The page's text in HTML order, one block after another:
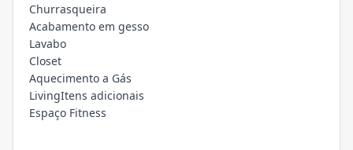
Churrasqueira
Acabamento em gesso
Lavabo
Closet
Aquecimento a Gás
LivingItens adicionais
Espaço Fitness